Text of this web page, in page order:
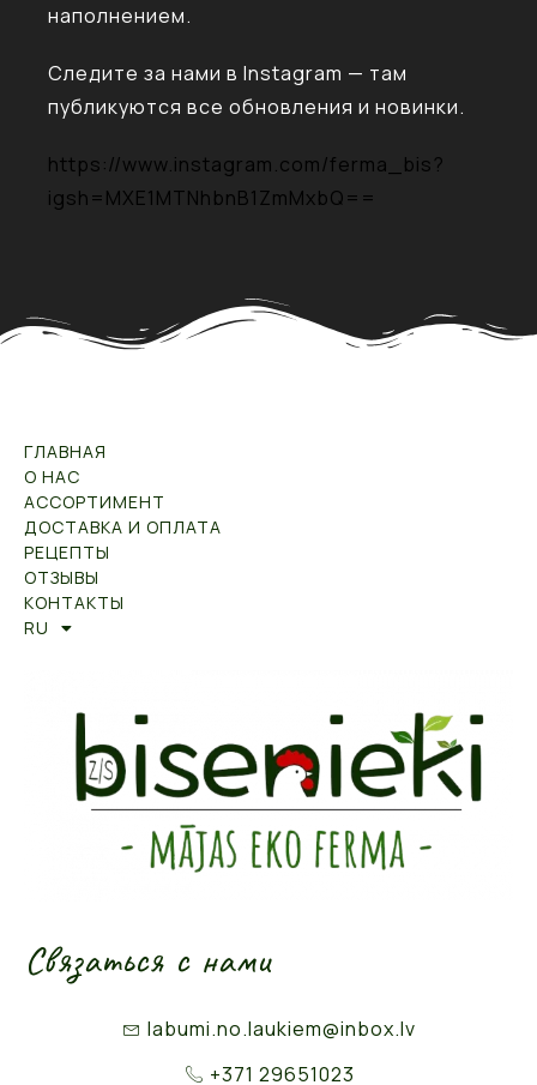
наполнением.
Следите за нами в Instagram — там
публикуются все обновления и новинки.
https://www.instagram.com/ferma_bis?
igsh=MXE1MTNhbnB1ZmMxbQ==
ГЛАВНАЯ
О НАС
АССОРТИМЕНТ
ДОСТАВКА И ОПЛАТА
РЕЦЕПТЫ
ОТЗЫВЫ
КОНТАКТЫ
RU
Связаться с нами
labumi.no.laukiem@inbox.lv
+371 29651023